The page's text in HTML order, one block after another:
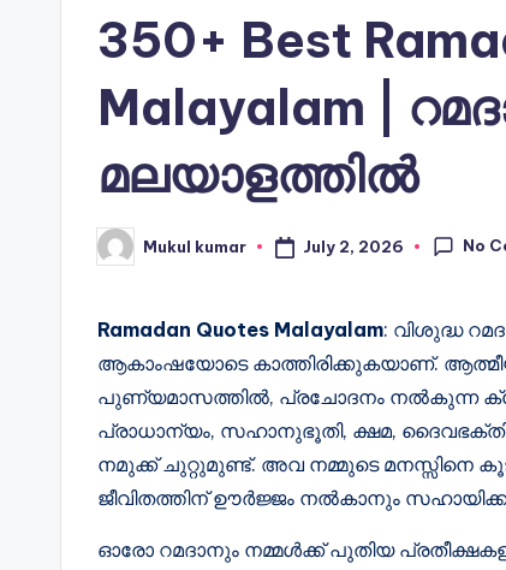
350+ Best
Malayalam |
മലയാളത്തിൽ
Posted
by
Mukul kumar July 2, 2026 No
Ramadan Quotes Malayalam: വിശുദ്ധ
ആകാംഷയോടെ കാത്തിരിക്കുകയാണ്.
പുണ്യമാസത്തിൽ, പ്രചോദനം നൽകുന്ന
പ്രാധാന്യം, സഹാനുഭൂതി, ക്ഷമ, ദൈവഭക്തി
നമുക്ക് ചുറ്റുമുണ്ട്. അവ നമ്മുടെ മനസ്സിനെ
ജീവിതത്തിന് ഊർജ്ജം നൽകാനും
ഓരോ റമദാനും നമ്മൾക്ക് പുതിയ